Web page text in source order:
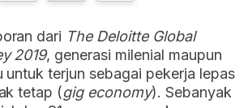
dari The Deloitte Global
2019, generasi milenial maupun
untuk terjun sebagai pekerja lepas
tetap (gig economy). Sebanyak